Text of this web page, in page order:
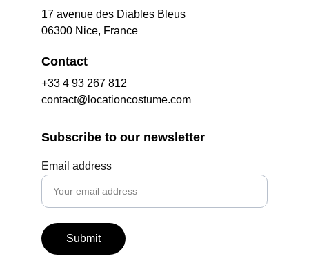
17 avenue des Diables Bleus
06300 Nice, France
Contact
+33 4 93 267 812
contact@locationcostume.com
Subscribe to our newsletter
Email address
Submit